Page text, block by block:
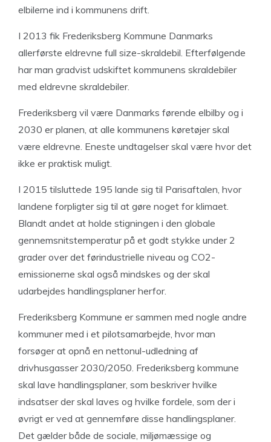
elbilerne ind i kommunens drift.
I 2013 fik Frederiksberg Kommune Danmarks
allerførste eldrevne full size-skraldebil. Efterfølgende
har man gradvist udskiftet kommunens skraldebiler
med eldrevne skraldebiler.
Frederiksberg vil være Danmarks førende elbilby og i
2030 er planen, at alle kommunens køretøjer skal
være eldrevne. Eneste undtagelser skal være hvor det
ikke er praktisk muligt.
I 2015 tilsluttede 195 lande sig til Parisaftalen, hvor
landene forpligter sig til at gøre noget for klimaet.
Blandt andet at holde stigningen i den globale
gennemsnitstemperatur på et godt stykke under 2
grader over det førindustrielle niveau og CO2-
emissionerne skal også mindskes og der skal
udarbejdes handlingsplaner herfor.
Frederiksberg Kommune er sammen med nogle andre
kommuner med i et pilotsamarbejde, hvor man
forsøger at opnå en nettonul-udledning af
drivhusgasser 2030/2050. Frederiksberg kommune
skal lave handlingsplaner, som beskriver hvilke
indsatser der skal laves og hvilke fordele, som der i
øvrigt er ved at gennemføre disse handlingsplaner.
Det gælder både de sociale, miljømæssige og